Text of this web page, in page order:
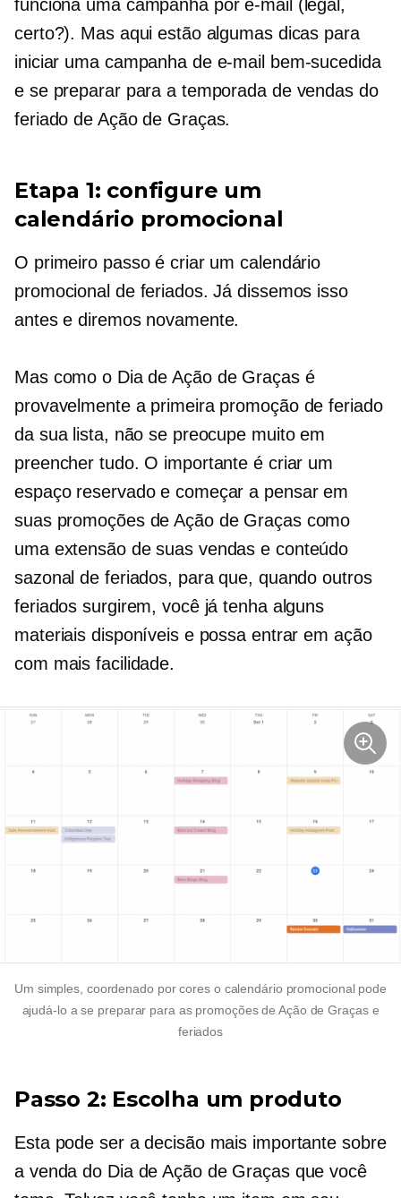
funciona uma campanha por e-mail (legal,
certo?). Mas aqui estão algumas dicas para
iniciar uma campanha de e-mail bem-sucedida
e se preparar para a temporada de vendas do
feriado de Ação de Graças.
Etapa 1: configure um
calendário promocional
O primeiro passo é criar um calendário
promocional de feriados. Já dissemos isso
antes e diremos novamente.
Mas como o Dia de Ação de Graças é
provavelmente a primeira promoção de feriado
da sua lista, não se preocupe muito em
preencher tudo. O importante é criar um
espaço reservado e começar a pensar em
suas promoções de Ação de Graças como
uma extensão de suas vendas e conteúdo
sazonal de feriados, para que, quando outros
feriados surgirem, você já tenha alguns
materiais disponíveis e possa entrar em ação
com mais facilidade.
Um simples, coordenado por coreso calendário promocional pode
ajudá-lo a se preparar para as promoções de Ação de Graças e
feriados
Passo 2: Escolha um produto
Esta pode ser a decisão mais importante sobre
a venda do Dia de Ação de Graças que você